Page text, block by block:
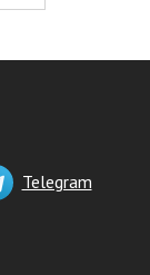
Telegram